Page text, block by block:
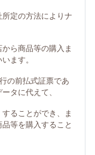
定の方法によりナ
ら商品等の購入ま
ます。
の前払式証票であ
タに代えて、
ることができ、ま
等を購入すること